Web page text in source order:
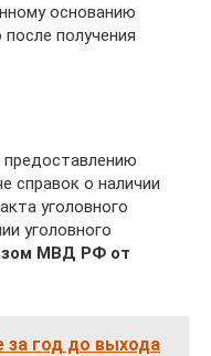
основанию
получения
справок о наличии
уголовного
уголовного
МВД РФ от
за год до выхода